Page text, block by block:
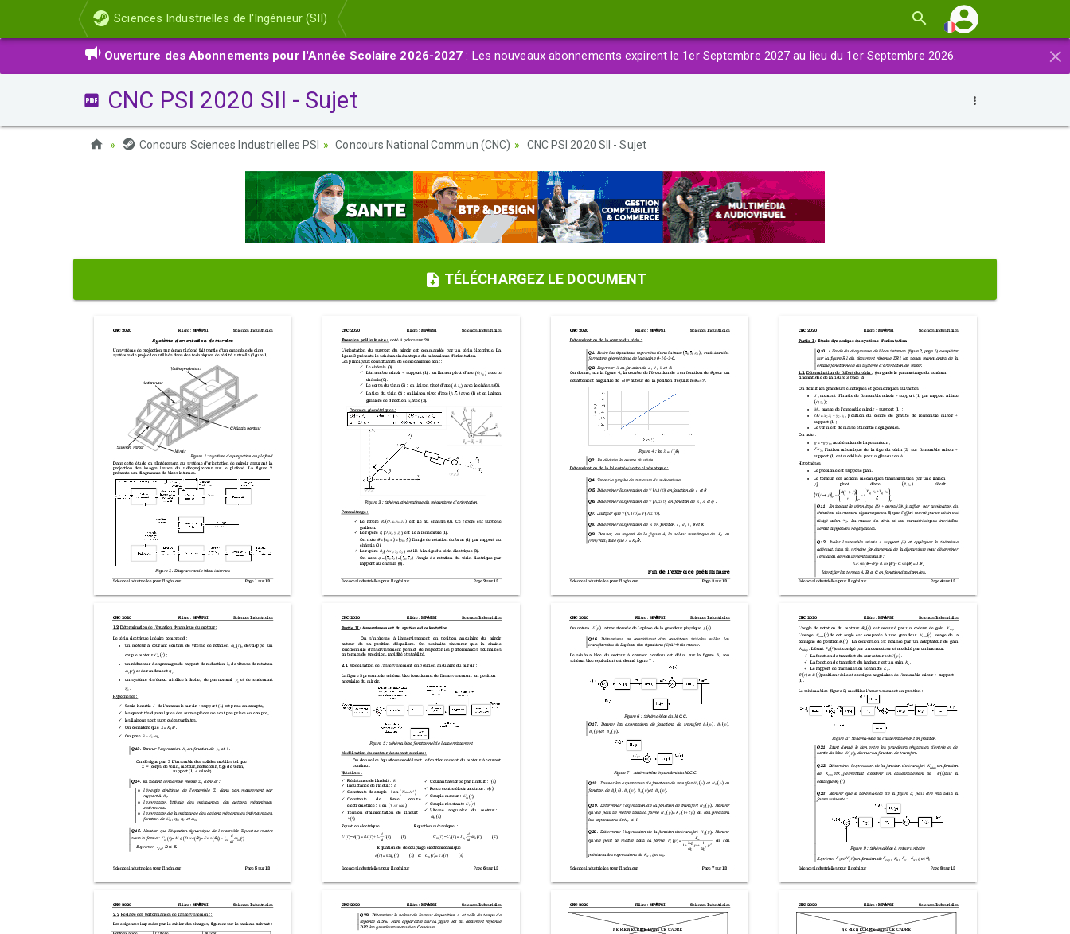
Sciences Industrielles de l'Ingénieur (SII)
×
Ouverture des Abonnements pour l'Année Scolaire 2026-2027 : Les nouveaux abonnements expirent le 1er Septembre 2027 au lieu du 1er Septembre 2026.
CNC PSI 2020 SII - Sujet
Concours Sciences Industrielles PSI Concours National Commun (CNC) CNC PSI 2020 SII - Sujet
TÉLÉCHARGEZ LE DOCUMENT